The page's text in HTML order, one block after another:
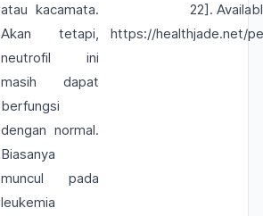
atau kacamata.
Akan tetapi,
neutrofil ini
masih dapat
berfungsi
dengan normal.
Biasanya
muncul pada
leukemia
22].
https://healthjade.net/